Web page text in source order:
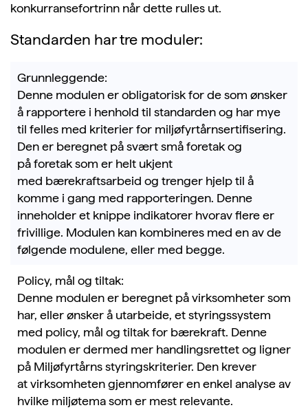
konkurransefortrinn når dette rulles ut.
Standarden har tre moduler:
Grunnleggende:
Denne modulen er obligatorisk for de som ønsker
å rapportere i henhold til standardenog har mye
til felles med kriterier for miljøfyrtårnsertifisering.
Den er beregnet på svært små foretak og
påforetak som er helt ukjent
med bærekraftsarbeid og trenger hjelp til å
komme i gang med rapporteringen. Denne
inneholder et knippe indikatorer hvorav flere er
frivillige. Modulen kan kombineres med en av de
følgende modulene, eller med begge.
Policy, mål og tiltak:
Denne modulen er beregnet på virksomheter som
har, eller ønsker å utarbeide, et styringssystem
med policy, mål og tiltak for bærekraft. Denne
modulen er dermed mer handlingsrettetog ligner
på Miljøfyrtårns styringskriterier. Den krever
atvirksomheten gjennomføreren enkel analyse av
hvilke miljøtemasom er mest relevante.